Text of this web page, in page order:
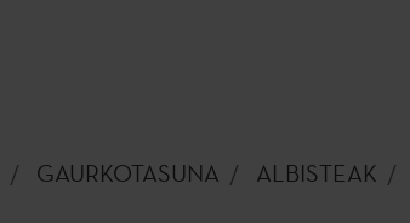
GAURKOTASUNA ALBISTEAK